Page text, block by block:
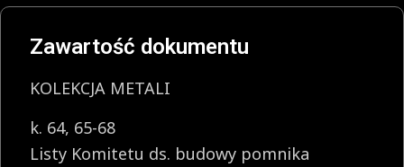
Zawartość dokumentu
KOLEKCJA METALI
k. 64, 65-68
Listy Komitetu ds. budowy pomnika